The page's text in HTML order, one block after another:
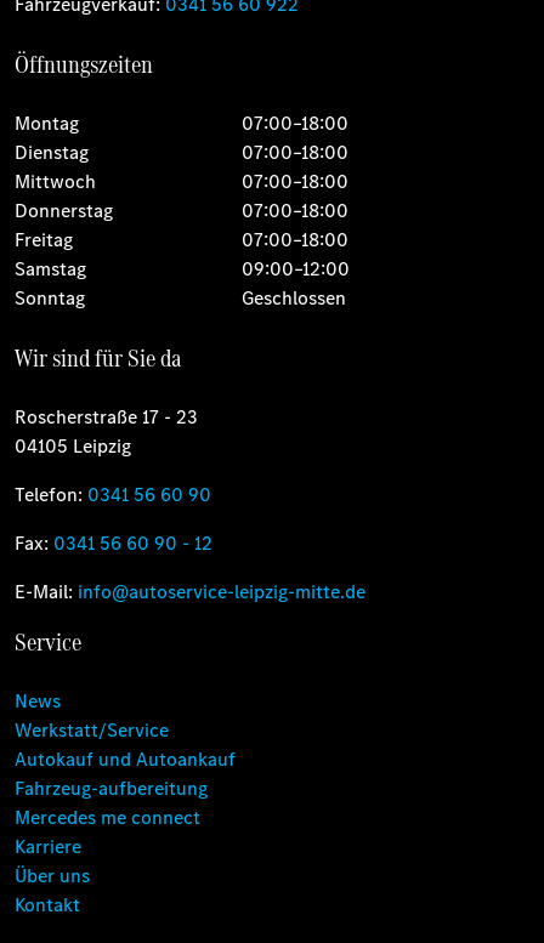
Öffnungszeiten
Montag
07:00–18:00
Dienstag
07:00–18:00
Mittwoch
07:00–18:00
Donnerstag
07:00–18:00
Freitag
07:00–18:00
Samstag
09:00–12:00
Sonntag
Geschlossen
Wir sind für Sie da
Roscherstraße 17 - 23
04105 Leipzig
Telefon: 0341 56 60 90
Fax: 0341 56 60 90 - 12
E-Mail: info@autoservice-leipzig-mitte.de
Service
News
Werkstatt/Service
Autokauf und Autoankauf
Fahrzeug-aufbereitung
Mercedes me connect
Karriere
Über uns
Kontakt